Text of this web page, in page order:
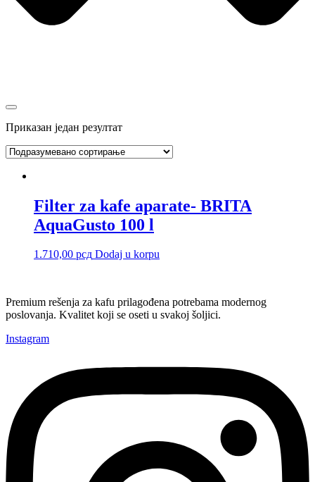
Приказан један резултат
Filter za kafe aparate- BRITA
AquaGusto 100 l
1.710,00 рсд Dodaj u korpu
Premium rešenja za kafu prilagođena potrebama modernog
poslovanja. Kvalitet koji se oseti u svakoj šoljici.
Instagram